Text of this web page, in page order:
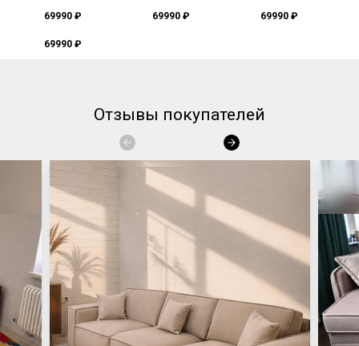
69990 ₽ 69990 ₽ 69990 ₽
69990 ₽
Отзывы покупателей